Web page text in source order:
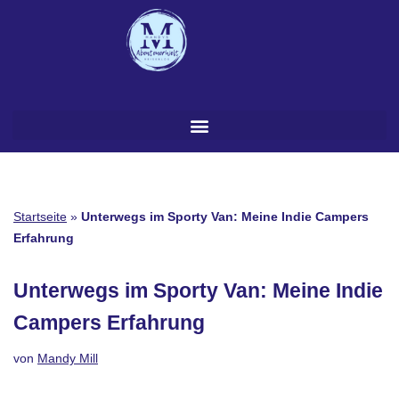
Startseite » Unterwegs im Sporty Van: Meine Indie Campers
Erfahrung
Unterwegs im Sporty Van: Meine Indie
Campers Erfahrung
von Mandy Mill